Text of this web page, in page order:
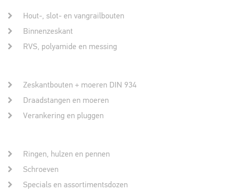
Hout-, slot- en vangrailbouten
Binnenzeskant
RVS, polyamide en messing
Zeskantbouten + moeren DIN 934
Draadstangen en moeren
Verankering en pluggen
Ringen, hulzen en pennen
Schroeven
Specials en assortimentsdozen